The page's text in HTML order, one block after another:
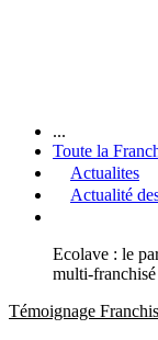
...
Toute la
Actualites
Actualité
Ecolave : le
multi-
Témoignage